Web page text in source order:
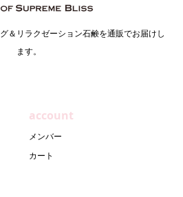
＆リラクゼーション石鹸を通販でお届けし
ます。
account
メンバー
カート